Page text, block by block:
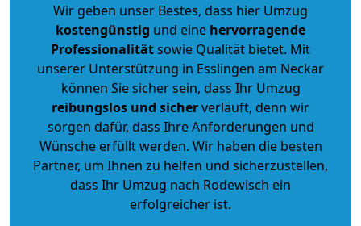
Wir geben unser Bestes, dass hier Umzug
kostengünstig und eine hervorragende
Professionalitätsowie Qualität bietet. Mit
unserer Unterstützung in Esslingen am Neckar
können Sie sicher sein, dass Ihr Umzug
reibungslos und sicherverläuft, denn wir
sorgen dafür, dass Ihre Anforderungen und
Wünsche erfüllt werden. Wir haben die besten
Partner, um Ihnen zu helfen und sicherzustellen,
dass Ihr Umzug nach Rodewisch ein
erfolgreicher ist.